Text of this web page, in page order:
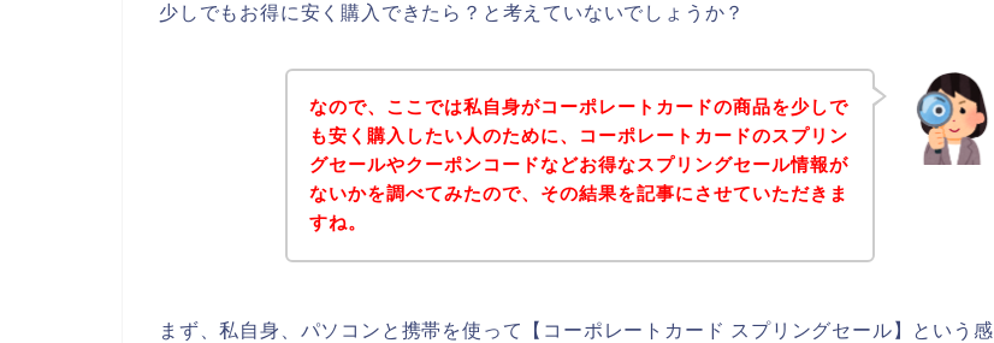
少しでもお得に安く購入できたら？と考えていないでしょうか？
なので、ここでは私自身がコーポレートカードの商品を少しで
も安く購入したい人のために、コーポレートカードのスプリン
グセールやクーポンコードなどお得なスプリングセール情報が
ないかを調べてみたので、その結果を記事にさせていただきま
すね。
まず、私自身、パソコンと携帯を使って【コーポレートカード スプリングセール】という感